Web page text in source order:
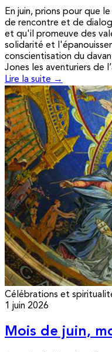
En juin, prions pour que
de rencontre et de
et qu'il promeuve des
solidarité et
conscientisation du
Jones les aventuriers de
Lire la suite →
Célébrations et
1 juin 2026
Mois de juin,